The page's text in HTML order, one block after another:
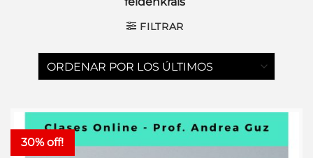
FILTRAR
30% off!